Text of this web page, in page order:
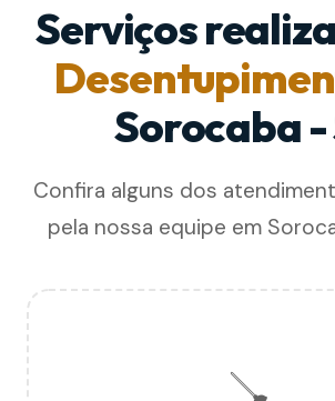
Serviços
Sorocaba -
Confira alguns dos
pela nossa equipe em